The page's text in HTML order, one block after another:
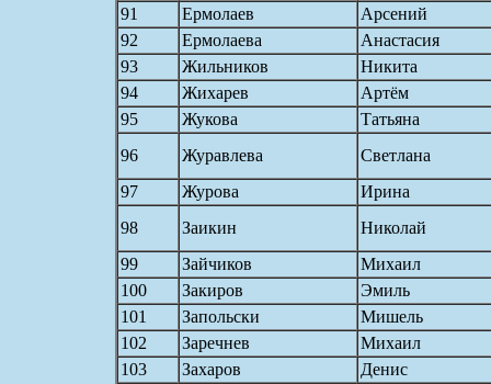
91
Ермолаев
Арсений
92
Ермолаева
Анастасия
93
Жильников
Никита
94
Жихарев
Артём
95
Жукова
Татьяна
96
Журавлева
Светлана
97
Журова
Ирина
98
Заикин
Николай
99
Зайчиков
Михаил
100
Закиров
Эмиль
101
Запольски
Мишель
102
Заречнев
Михаил
103
Захаров
Денис